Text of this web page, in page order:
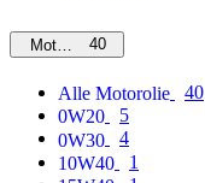
Motorolie40
Alle Motorolie
40
0W20
5
0W30
4
10W40
1